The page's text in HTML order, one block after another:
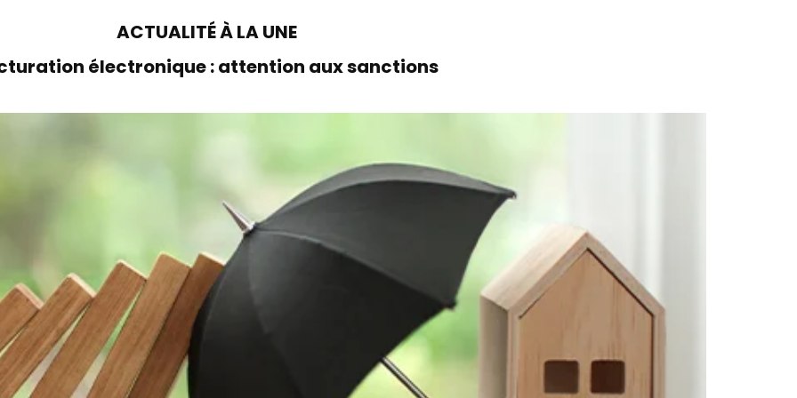
ACTUALITÉ À LA UNE
électronique : attention aux sanctions